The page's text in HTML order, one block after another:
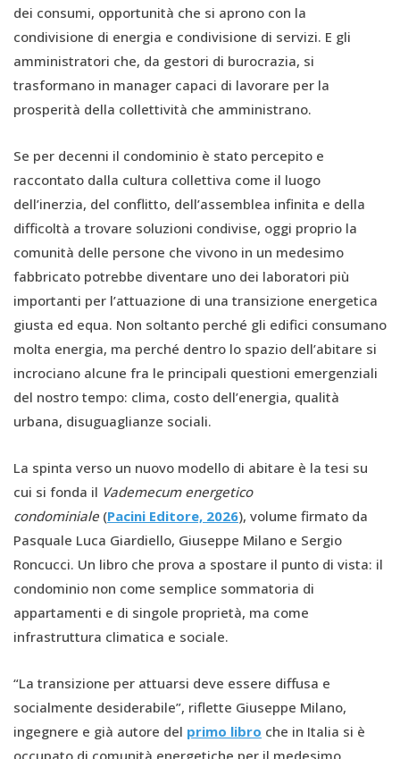
dei consumi, opportunità che si aprono con la
condivisione di energia e condivisione di servizi. E gli
amministratori che, da gestori di burocrazia, si
trasformano in manager capaci di lavorare per la
prosperità della collettività che amministrano.
Se per decenni il condominio è stato percepito e
raccontato dalla cultura collettiva come il luogo
dell’inerzia, del conflitto, dell’assemblea infinita e della
difficoltà a trovare soluzioni condivise, oggi proprio la
comunità delle persone che vivono in un medesimo
fabbricato potrebbe diventare uno dei laboratori più
importanti per l’attuazione di una transizione energetica
giusta ed equa. Non soltanto perché gli edifici consumano
molta energia, ma perché dentro lo spazio dell’abitare si
incrociano alcune fra le principali questioni emergenziali
del nostro tempo: clima, costo dell’energia, qualità
urbana, disuguaglianze sociali.
La spinta verso un nuovo modello di abitare è la tesi su
cui si fonda il Vademecum energetico
condominiale (Pacini Editore, 2026), volume firmato da
Pasquale Luca Giardiello, Giuseppe Milano e Sergio
Roncucci. Un libro che prova a spostare il punto di vista: il
condominio non come semplice sommatoria di
appartamenti e di singole proprietà, ma come
infrastruttura climatica e sociale.
“La transizione per attuarsi deve essere diffusa e
socialmente desiderabile”, riflette Giuseppe Milano,
ingegnere e già autore del primo libro che in Italia si è